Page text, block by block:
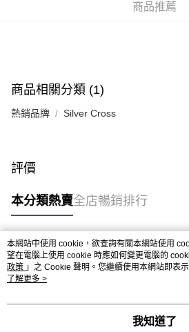
商品推薦
商品相關分類 (1)
熱銷品牌 Silver Cross
評價
本分類熱賣全店暢銷排行
熱門標籤
熱銷排行
本網站中使用 cookie，欲查詢有關本網站使用
望在電腦上使用 cookie 時應如何變更電腦的
政策 」之 Cookie 聲明。您繼續使用本網站即表
條款之 Cookie 聲明使用 cookie。
了解更多 >
我知道了